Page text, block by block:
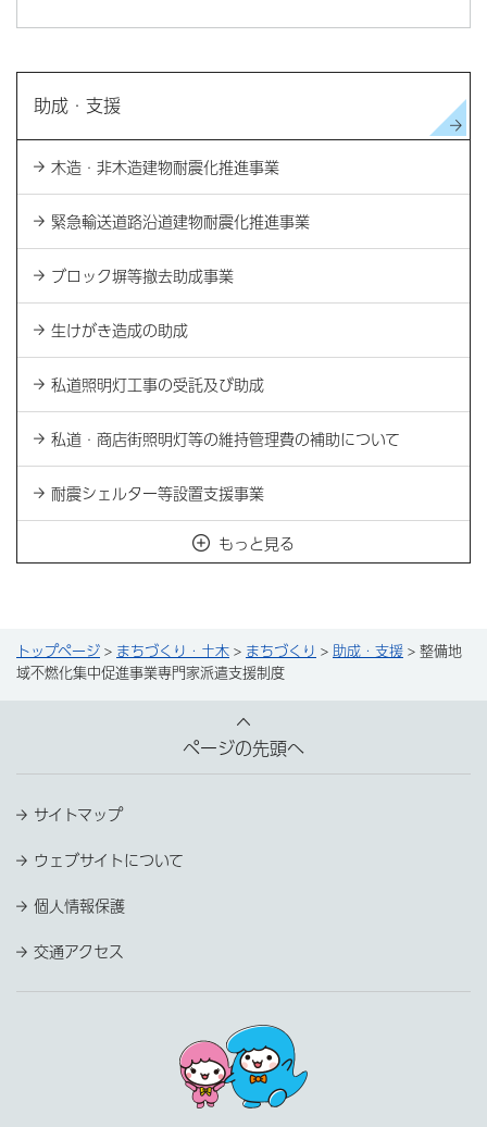
助成・支援
木造・非木造建物耐震化推進事業
緊急輸送道路沿道建物耐震化推進事業
ブロック塀等撤去助成事業
生けがき造成の助成
私道照明灯工事の受託及び助成
私道・商店街照明灯等の維持管理費の補助について
耐震シェルター等設置支援事業
もっと見る
トップページ > まちづくり・土木 > まちづくり > 助成・支援 > 整備地
域不燃化集中促進事業専門家派遣支援制度
ページの先頭へ
サイトマップ
ウェブサイトについて
個人情報保護
交通アクセス